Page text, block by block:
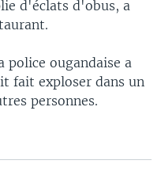
d'éclats d'obus, a
police ougandaise a
fait exploser dans un
personnes.